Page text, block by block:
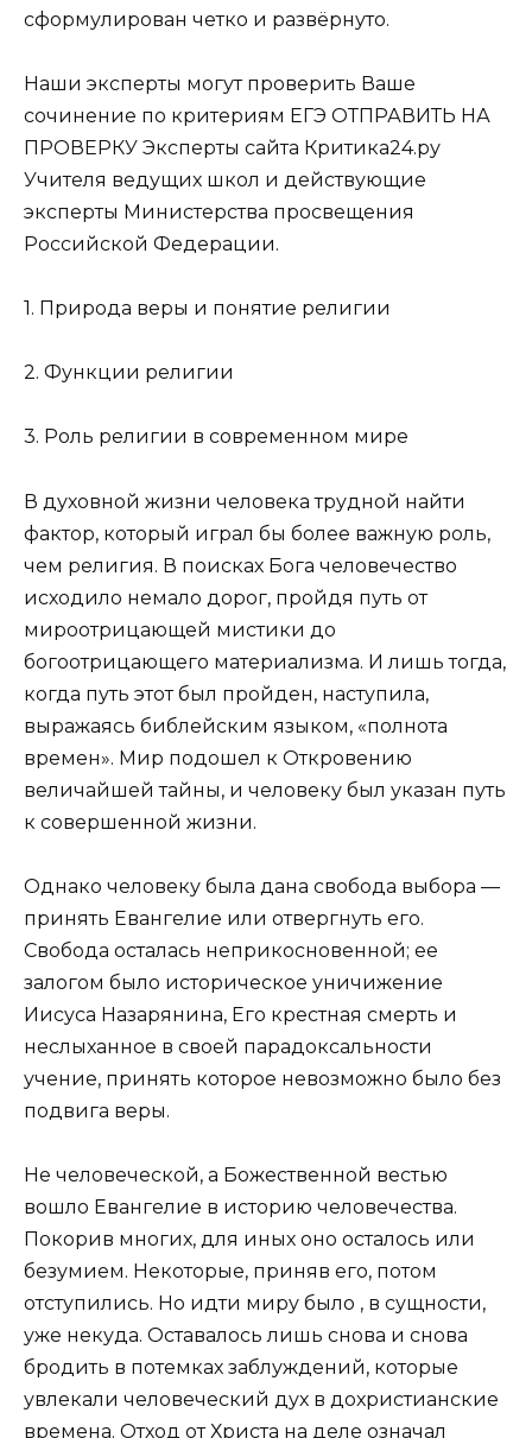
сформулирован четко и развёрнуто.
Наши эксперты могут проверить Ваше
сочинение по критериям ЕГЭ ОТПРАВИТЬ НА
ПРОВЕРКУ Эксперты сайта Критика24.ру
Учителя ведущих школ и действующие
эксперты Министерства просвещения
Российской Федерации.
1. Природа веры и понятие религии
2. Функции религии
3. Роль религии в современном мире
В духовной жизни человека трудной найти
фактор, который играл бы более важную роль,
чем религия. В поисках Бога человечество
исходило немало дорог, пройдя путь от
мироотрицающей мистики до
богоотрицающего материализма. И лишь тогда,
когда путь этот был пройден, наступила,
выражаясь библейским языком, «полнота
времен». Мир подошел к Откровению
величайшей тайны, и человеку был указан путь
к совершенной жизни.
Однако человеку была дана свобода выбора —
принять Евангелие или отвергнуть его.
Свобода осталась неприкосновенной; ее
залогом было историческое уничижение
Иисуса Назарянина, Его крестная смерть и
неслыханное в своей парадоксальности
учение, принять которое невозможно было без
подвига веры.
Не человеческой, а Божественной вестью
вошло Евангелие в историю человечества.
Покорив многих, для иных оно осталось или
безумием. Некоторые, приняв его, потом
отступились. Но идти миру было , в сущности,
уже некуда. Оставалось лишь снова и снова
бродить в потемках заблуждений, которые
увлекали человеческий дух в дохристианские
времена. Отход от Христа на деле означал